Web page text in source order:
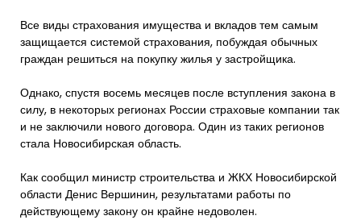
Все виды страхования имущества и вкладов тем самым
защищается системой страхования, побуждая обычных
граждан решиться на покупку жилья у застройщика.
Однако, спустя восемь месяцев после вступления закона в
силу, в некоторых регионах России страховые компании так
и не заключили нового договора. Один из таких регионов
стала Новосибирская область.
Как сообщил министр строительства и ЖКХ Новосибирской
области Денис Вершинин, результатами работы по
действующему закону он крайне недоволен.